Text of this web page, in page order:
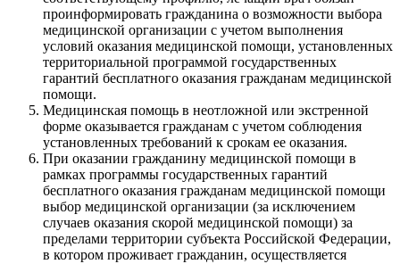
проинформировать гражданина о возможности выбора
медицинской организации с учетом выполнения
условий оказания медицинской помощи, установленных
территориальной программой государственных
гарантий бесплатного оказания гражданам медицинской
помощи.
Медицинская помощь в неотложной или экстренной
форме оказывается гражданам с учетом соблюдения
установленных требований к срокам ее оказания.
При оказании гражданину медицинской помощи в
рамках программы государственных гарантий
бесплатного оказания гражданам медицинской помощи
выбор медицинской организации (за исключением
случаев оказания скорой медицинской помощи) за
пределами территории субъекта Российской Федерации,
в котором проживает гражданин, осуществляется